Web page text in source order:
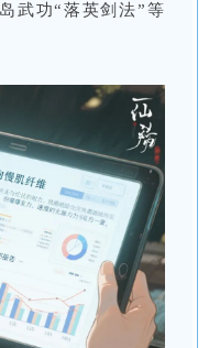
武功“落英剑法”等